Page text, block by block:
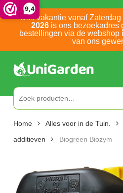
9,4
Skip
to
Ivm. vakantie vanaf Zaterdag
2026 is ons bezoekadres
bestellingen via de webshop
van ons
Home Alles voor in de Tuin.
additieven
Biogreen Biozym